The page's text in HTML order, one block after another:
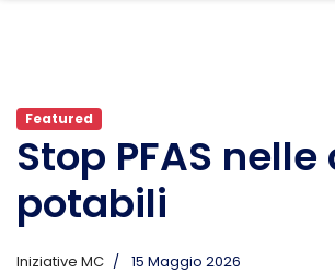
Featured
Stop PFAS
potabili
Iniziative MC 15 Maggio 2026